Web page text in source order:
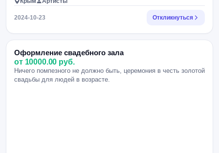
2024-10-23 Откликнуться
Оформление свадебного зала
от 10000.00 руб.
Ничего помпезного не должно быть, церемония в честь золотой
свадьбы для людей в возрасте.